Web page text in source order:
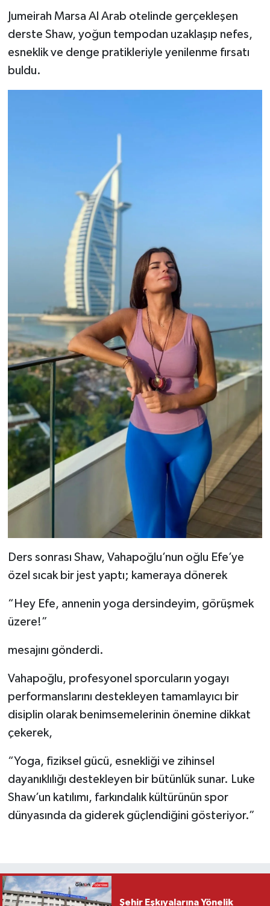
Jumeirah Marsa Al Arab otelinde gerçekleşen
derste Shaw, yoğun tempodan uzaklaşıp nefes,
esneklik ve denge pratikleriyle yenilenme fırsatı
buldu.
Ders sonrası Shaw, Vahapoğlu’nun oğlu Efe’ye
özel sıcak bir jest yaptı; kameraya dönerek
“Hey Efe, annenin yoga dersindeyim, görüşmek
üzere!”
mesajını gönderdi.
Vahapoğlu, profesyonel sporcuların yogayı
performanslarını destekleyen tamamlayıcı bir
disiplin olarak benimsemelerinin önemine dikkat
çekerek,
“Yoga, fiziksel gücü, esnekliği ve zihinsel
dayanıklılığı destekleyen bir bütünlük sunar. Luke
Shaw’un katılımı, farkındalık kültürünün spor
dünyasında da giderek güçlendiğini gösteriyor.”
Şehir Eşkıyalarına Yönelik
TEKNOLOJİ
YAŞAM